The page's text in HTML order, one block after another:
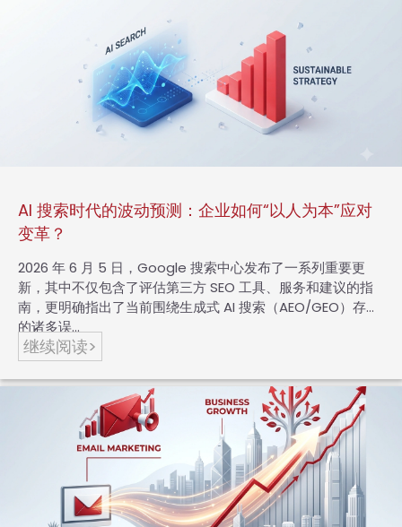
AI 搜索时代的波动预测：企业如何“以人为本”应对
变革？
2026 年 6 月 5 日，Google 搜索中心发布了一系列重要更
新，其中不仅包含了评估第三方 SEO 工具、服务和建议的指
南，更明确指出了当前围绕生成式 AI 搜索（AEO/GEO）存在
的诸多误…
继续阅读>